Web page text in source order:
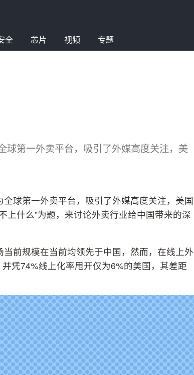
全 芯片 视频 专题
球第一外卖平台，吸引了外媒高度关注，美
球第一外卖平台，吸引了外媒高度关注，美国
上什么”为题，来讨论外卖行业给中国带来的深
前规模在当前均领先于中国，然而，在线上外
凭74%线上化率甩开仅为6%的美国，其差距